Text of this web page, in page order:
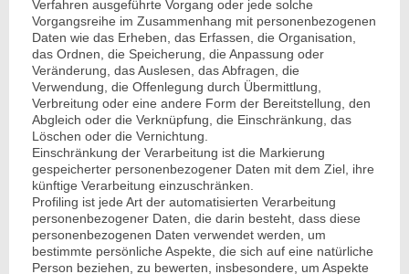
Verfahren ausgeführte Vorgang oder jede solche
Vorgangsreihe im Zusammenhang mit personenbezogenen
Daten wie das Erheben, das Erfassen, die Organisation,
das Ordnen, die Speicherung, die Anpassung oder
Veränderung, das Auslesen, das Abfragen, die
Verwendung, die Offenlegung durch Übermittlung,
Verbreitung oder eine andere Form der Bereitstellung, den
Abgleich oder die Verknüpfung, die Einschränkung, das
Löschen oder die Vernichtung.
Einschränkung der Verarbeitung ist die Markierung
gespeicherter personenbezogener Daten mit dem Ziel, ihre
künftige Verarbeitung einzuschränken.
Profiling ist jede Art der automatisierten Verarbeitung
personenbezogener Daten, die darin besteht, dass diese
personenbezogenen Daten verwendet werden, um
bestimmte persönliche Aspekte, die sich auf eine natürliche
Person beziehen, zu bewerten, insbesondere, um Aspekte